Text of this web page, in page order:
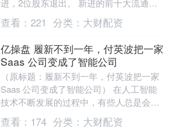
进，2位股东退出。 新进的前十大流通股
东中，李博之本期持有363万股，占流
通....
查看： 221 分类： 大财配资
亿操盘 履新不到一年，付英波把一家
Saas 公司变成了智能公司
（原标题：履新不到一年，付英波把一家
Saas 公司变成了智能公司） 在人工智能
技术不断发展的过程中，有些人总是会选
择奔赴行业探索的最前沿。 2016年，付英
波....
查看： 174 分类： 大财配资